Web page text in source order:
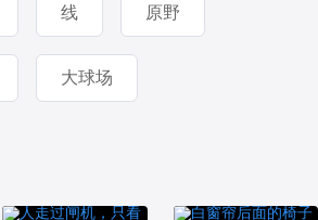
线 原野
大球场